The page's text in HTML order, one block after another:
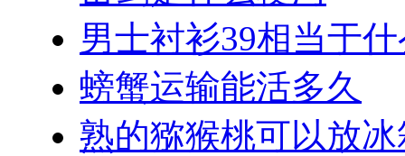
男士衬衫39相当于
螃蟹运输能活多久
熟的猕猴桃可以放